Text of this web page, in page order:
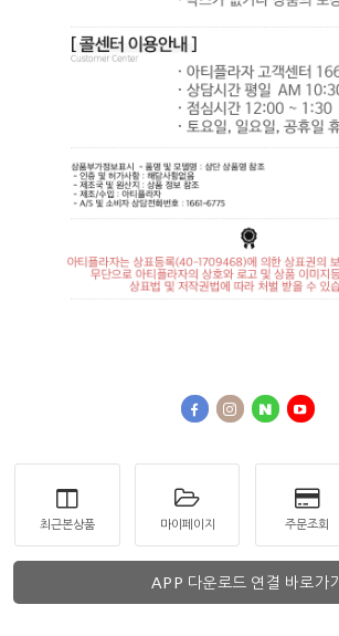
최근본상품 마이페이지 주문조회
APP 다운로드 연결 바로가기